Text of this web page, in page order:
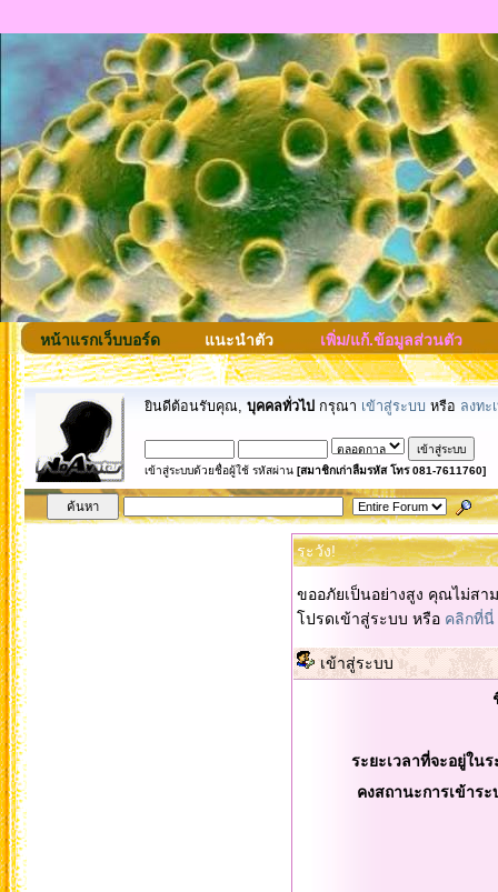
หน้าแรกเว็บบอร์ด แนะนำตัว เพิ่ม/แก้.ข้อมูลส่วนตัว
ยินดีต้อนรับคุณ, บุคคลทั่วไป กรุณา เข้าสู่ระบบ หรือ ลงทะ
เข้าสู่ระบบด้วยชื่อผู้ใช้ รหัสผ่าน [สมาชิกเก่าลืมรหัส โทร 081-7611760]
ระวัง!
ขออภัยเป็นอย่างสูง คุณไม่ส
โปรดเข้าสู่ระบบ หรือ คลิกที่นี่
เข้าสู่ระบบ
ระยะเวลาที่จะอยู่ใน
คงสถานะการเข้าร